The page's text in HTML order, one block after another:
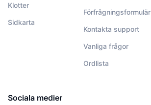
Klotter
Sidkarta
Förfrågningsformulär
Kontakta support
Vanliga frågor
Ordlista
Sociala medier